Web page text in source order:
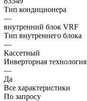
Тип кондиционера
—
внутренний блок VRF
Тип внутреннего блока
—
Кассетный
Инверторная технология
—
Да
Все характеристики
По запросу